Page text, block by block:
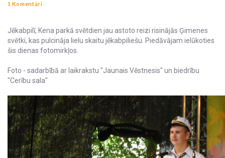
1 Komentāri
Jēkabpilī, Kena parkā svētdien jau astoto reizi risinājās Ģimenes
svētki, kas pulcināja lielu skaitu jēkabpiliešu. Piedāvājam ielūkoties
šis dienas fotomirkļos.
Foto - sadarbībā ar laikrakstu "Jaunais Vēstnesis" un biedrību
"Cerību sala"